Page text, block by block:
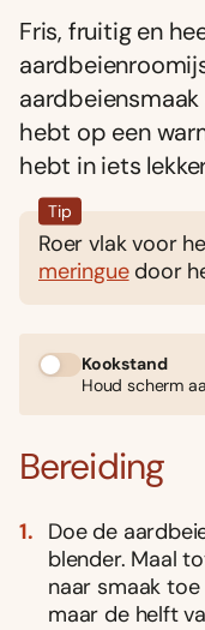
Fris, fruitig en
hebt op een
hebt in iets
Tip
Roer vlak voor
meringuedoor
Kookstand
Houd scherm
Bereiding
Doe de
blender. Maal
naar smaak
maar de helft